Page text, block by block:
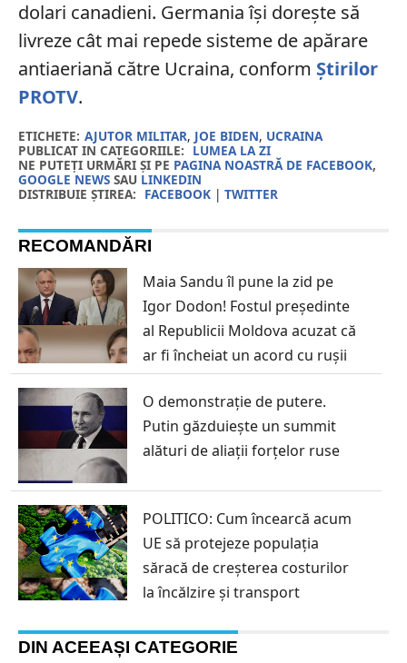
dolari canadieni. Germania își dorește să
livreze cât mai repede sisteme de apărare
antiaeriană către Ucraina, conform Știrilor
PROTV.
ETICHETE: AJUTOR MILITAR, JOE BIDEN, UCRAINA
PUBLICAT IN CATEGORIILE: LUMEA LA ZI
NE PUTEȚI URMĂRI ȘI PE PAGINA NOASTRĂ DE FACEBOOK,
GOOGLE NEWSSAU LINKEDIN
DISTRIBUIE ȘTIREA: FACEBOOK| TWITTER
RECOMANDĂRI
Maia Sandu îl pune la zid pe
Igor Dodon! Fostul președinte
al Republicii Moldova acuzat că
ar fi încheiat un acord cu rușii
O demonstrație de putere.
Putin găzduiește un summit
alături de aliații forțelor ruse
POLITICO: Cum încearcă acum
UE să protejeze populația
săracă de creșterea costurilor
la încălzire și transport
DIN ACEEAȘI CATEGORIE